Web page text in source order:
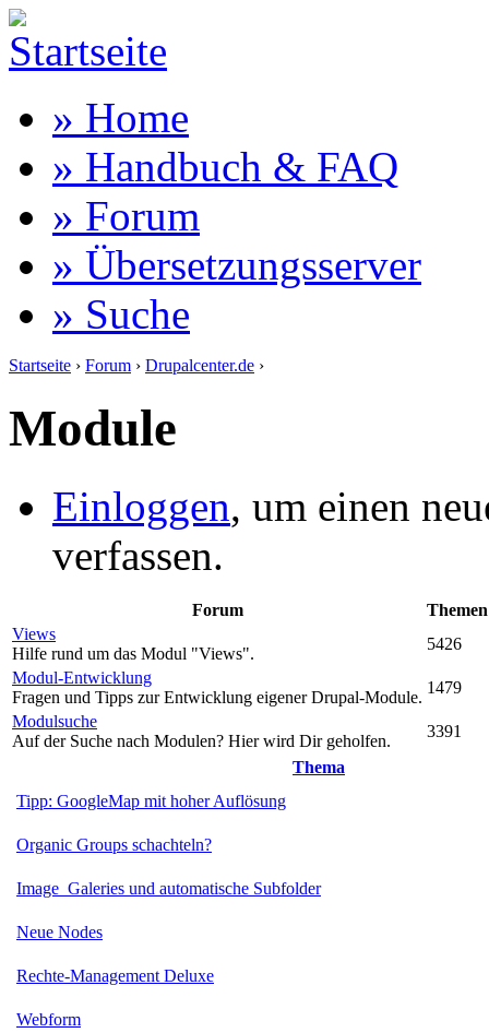
» Home
» Handbuch & FAQ
» Forum
» Übersetzungsserver
» Suche
Startseite › Forum › Drupalcenter.de ›
Module
Einloggen, um einen
verfassen.
Forum
Themen
Views
Hilfe rund um das Modul "Views".
5426
Modul-Entwicklung
Fragen und Tipps zur Entwicklung eigener Drupal-Module.
1479
Modulsuche
Auf der Suche nach Modulen? Hier wird Dir geholfen.
3391
Thema
Tipp: GoogleMap mit hoher Auflösung
Organic Groups schachteln?
Image_Galeries und automatische Subfolder
Neue Nodes
Rechte-Management Deluxe
Webform